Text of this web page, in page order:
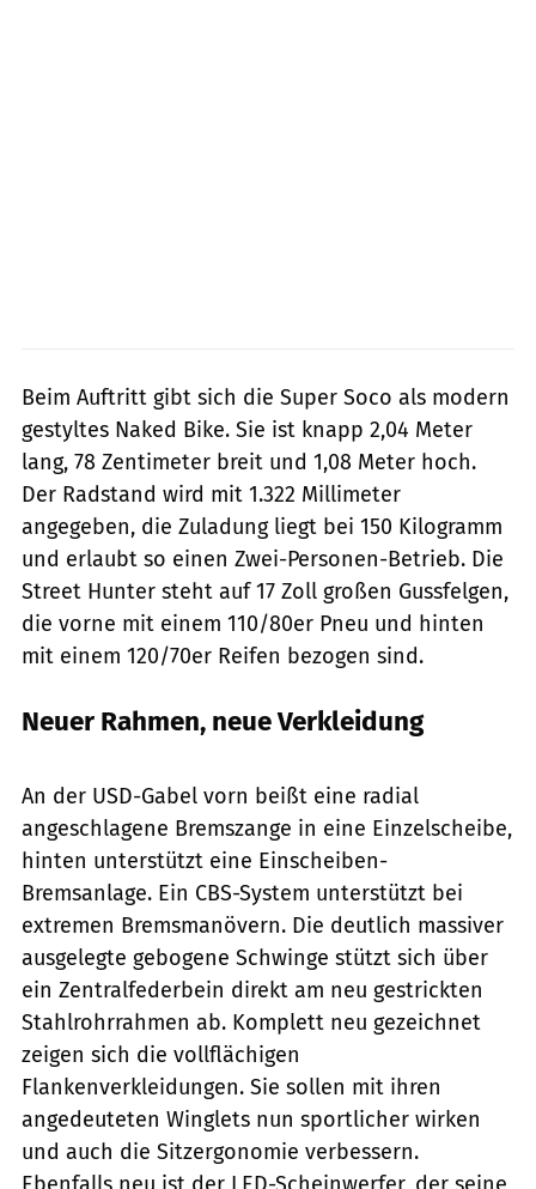
Beim Auftritt gibt sich die Super Soco als modern
gestyltes Naked Bike. Sie ist knapp 2,04 Meter
lang, 78 Zentimeter breit und 1,08 Meter hoch.
Der Radstand wird mit 1.322 Millimeter
angegeben, die Zuladung liegt bei 150 Kilogramm
und erlaubt so einen Zwei-Personen-Betrieb. Die
Street Hunter steht auf 17 Zoll großen Gussfelgen,
die vorne mit einem 110/80er Pneu und hinten
mit einem 120/70er Reifen bezogen sind.
Neuer Rahmen, neue Verkleidung
An der USD-Gabel vorn beißt eine radial
angeschlagene Bremszange in eine Einzelscheibe,
hinten unterstützt eine Einscheiben-
Bremsanlage. Ein CBS-System unterstützt bei
extremen Bremsmanövern. Die deutlich massiver
ausgelegte gebogene Schwinge stützt sich über
ein Zentralfederbein direkt am neu gestrickten
Stahlrohrrahmen ab. Komplett neu gezeichnet
zeigen sich die vollflächigen
Flankenverkleidungen. Sie sollen mit ihren
angedeuteten Winglets nun sportlicher wirken
und auch die Sitzergonomie verbessern.